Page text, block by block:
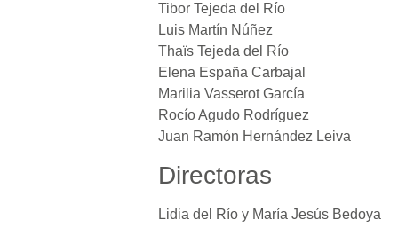
Tibor Tejeda del Río
Luis Martín Núñez
Thaïs Tejeda del Río
Elena España Carbajal
Marilia Vasserot García
Rocío Agudo Rodríguez
Juan Ramón Hernández Leiva
Directoras
Lidia del Río y María Jesús Bedoya